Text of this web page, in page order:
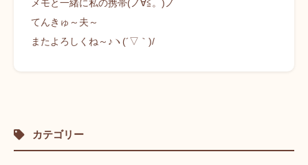
メモと一緒に私の携帯(ノ∀≦。)ノ
てんきゅ～夫～
またよろしくね～♪ヽ(´▽｀)/
カテゴリー